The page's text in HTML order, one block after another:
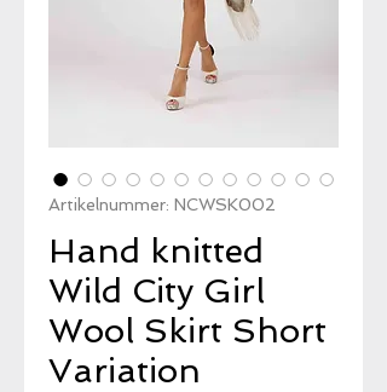
Artikelnummer: NCWSK002
Hand knitted
Wild City Girl
Wool Skirt Short
Variation